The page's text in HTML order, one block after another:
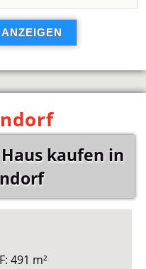
kaufen in
491 m²